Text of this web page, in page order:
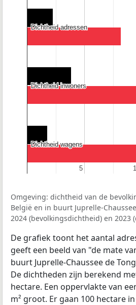
5
5
Dichtheid adressen
Dichtheid adressen
Dichtheid inwoners
Dichtheid inwoners
Dichtheid wagens
Dichtheid wagens
Omgeving: dichtheid van de
België en in buurt Juprelle-
2024 (bevolkingsdichtheid) en 2023
De grafiek toont het aantal
geeft een beeld van "de mate
buurt Juprelle-Chaussee de
De dichtheden zijn berekend
hectare. Een oppervlakte van
m² groot. Er gaan 100 hectare in